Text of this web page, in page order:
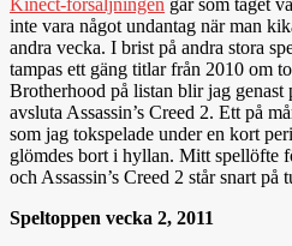
inte vara något undantag när man
andra vecka. I brist på andra stora
tampas ett gäng titlar från 2010 om
Brotherhood på listan blir jag genast
avsluta Assassin’s Creed 2. Ett på
som jag tokspelade under en kort
glömdes bort i hyllan. Mitt spellöfte
och Assassin’s Creed 2 står snart på
Speltoppen vecka 2, 2011